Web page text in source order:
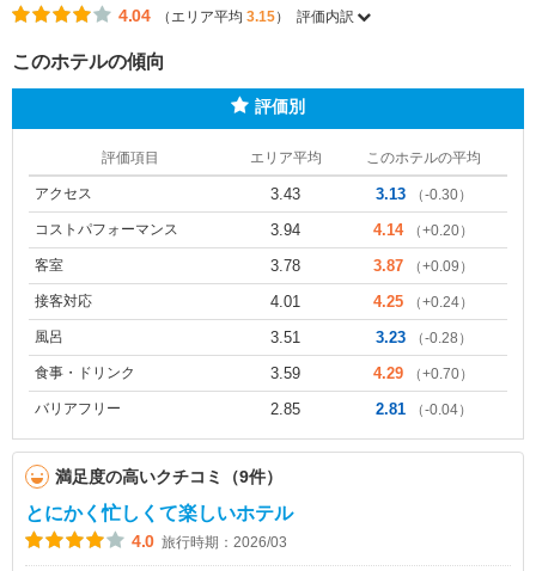
4.04 （エリア平均 3.15） 評価内訳
このホテルの傾向
評価別
評価項目 エリア平均 このホテルの平均
アクセス 3.43 3.13 （-0.30）
コストパフォーマンス 3.94 4.14 （+0.20）
客室 3.78 3.87 （+0.09）
接客対応 4.01 4.25 （+0.24）
風呂 3.51 3.23 （-0.28）
食事・ドリンク 3.59 4.29 （+0.70）
バリアフリー 2.85 2.81 （-0.04）
満足度の高いクチコミ（9件）
とにかく忙しくて楽しいホテル
4.0 旅行時期：2026/03